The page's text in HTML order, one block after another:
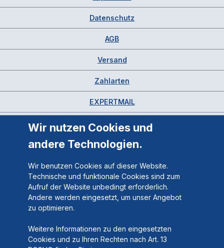
Datenschutz
AGB
Versand
Zahlarten
EXPERTMAIL
Wir nutzen Cookies und
andere Technologien.
Wir benutzen Cookies auf dieser Website.
Technische und funktionale Cookies sind zum
Aufruf der Website unbedingt erforderlich.
Andere werden eingesetzt, um unser Angebot
zu optimieren.
Weitere Informationen zu den eingesetzten
Cookies und zu Ihren Rechten nach Art. 13